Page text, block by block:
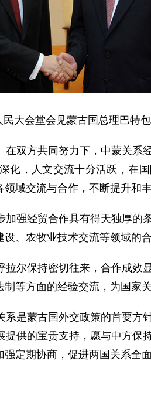
会堂会见蒙古国总理巴特包
方共同努力下，中蒙关系
化，人文交流十分活跃，在
域交流与合作，不断提升和
经贸合作具有得天独厚的
、农牧业技术交流等领域的
保持密切往来，合作成效
等方面的经验交流，为国家
蒙古国外交政策的首要方
供的宝贵支持，愿与中方保
定期协商，促进两国关系全面